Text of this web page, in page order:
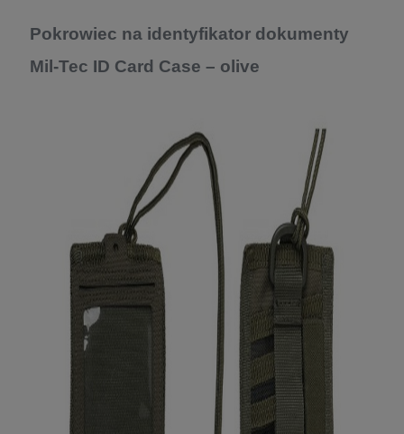
Pokrowiec na identyfikator dokumenty
Mil-Tec ID Card Case – olive